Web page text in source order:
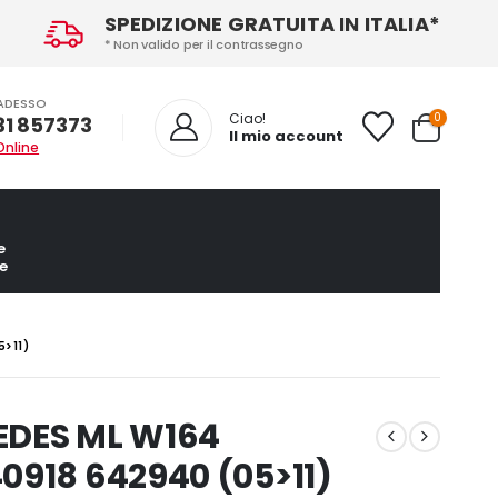
SPEDIZIONE GRATUITA IN ITALIA*
* Non valido per il contrassegno
857373 Ciao!
Il mio account
0
ML W164
642940 (05>11)